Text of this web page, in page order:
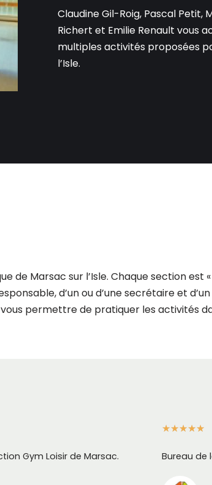
Claudine Gil-Roig, Pascal Petit,
Richert et Emilie Renault vous
multiples activités proposées
l’Isle.
de Marsac sur l’Isle. Chaque section est
d’un ou d’une secrétaire et
permettre de pratiquer les activités
Gym Loisir de Marsac.
★★★★★
Bureau de